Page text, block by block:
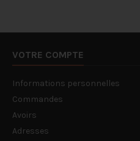
VOTRE COMPTE
Informations personnelles
Commandes
Avoirs
Adresses